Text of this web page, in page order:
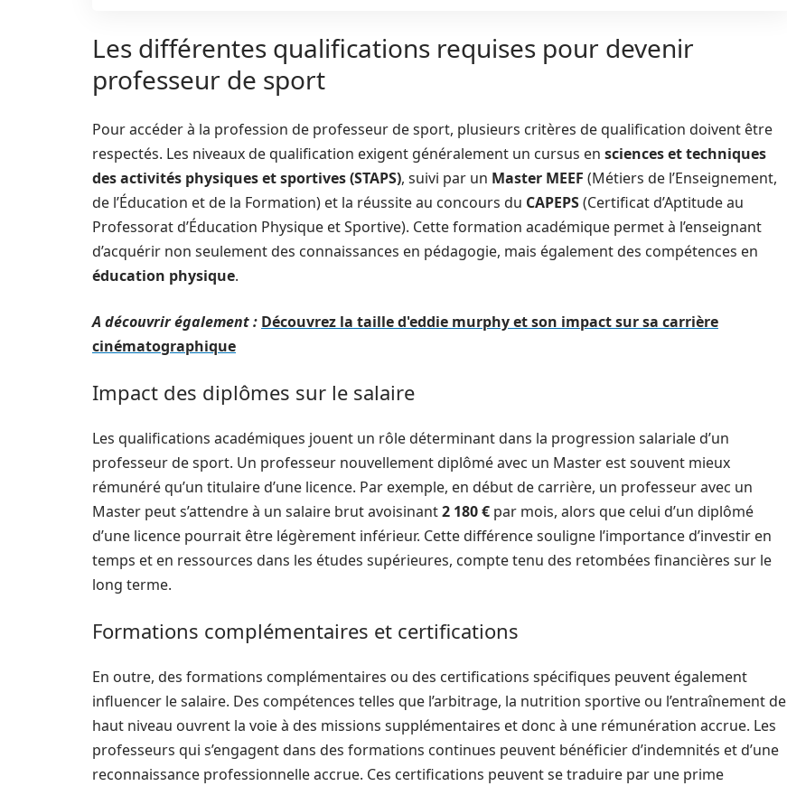
Les différentes qualifications requises pour devenir
professeur de sport
Pour accéder à la profession de professeur de sport, plusieurs critères de qualification doivent être
respectés. Les niveaux de qualification exigent généralement un cursus en sciences et techniques
des activités physiques et sportives (STAPS), suivi par un Master MEEF (Métiers de l’Enseignement,
de l’Éducation et de la Formation) et la réussite au concours du CAPEPS(Certificat d’Aptitude au
Professorat d’Éducation Physique et Sportive). Cette formation académique permet à l’enseignant
d’acquérir non seulement des connaissances en pédagogie, mais également des compétences en
éducation physique.
A découvrir également : Découvrez la taille d'eddie murphy et son impact sur sa carrière
cinématographique
Impact des diplômes sur le salaire
Les qualifications académiques jouent un rôle déterminant dans la progression salariale d’un
professeur de sport. Un professeur nouvellement diplômé avec un Master est souvent mieux
rémunéré qu’un titulaire d’une licence. Par exemple, en début de carrière, un professeur avec un
Master peut s’attendre à un salaire brut avoisinant2 180 € par mois, alors que celui d’un diplômé
d’une licence pourrait être légèrement inférieur. Cette différence souligne l’importance d’investir en
temps et en ressources dans les études supérieures, compte tenu des retombées financières sur le
long terme.
Formations complémentaires et certifications
En outre, des formations complémentaires ou des certifications spécifiques peuvent également
influencer le salaire. Des compétences telles que l’arbitrage, la nutrition sportive ou l’entraînement de
haut niveau ouvrent la voie à des missions supplémentaires et donc à une rémunération accrue. Les
professeurs qui s’engagent dans des formations continues peuvent bénéficier d’indemnités et d’une
reconnaissance professionnelle accrue. Ces certifications peuvent se traduire par une prime